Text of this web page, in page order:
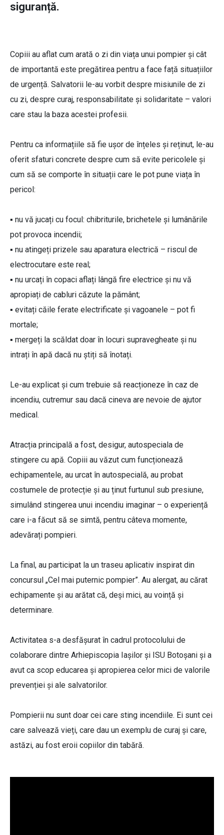
siguranță.
Copiii au aflat cum arată o zi din viața unui pompier și cât
de importantă este pregătirea pentru a face față situațiilor
de urgență. Salvatorii le-au vorbit despre misiunile de zi
cu zi, despre curaj, responsabilitate și solidaritate – valori
care stau la baza acestei profesii.
Pentru ca informațiile să fie ușor de înțeles și reținut, le-au
oferit sfaturi concrete despre cum să evite pericolele și
cum să se comporte în situații care le pot pune viața în
pericol:
▪️ nu vă jucați cu focul: chibriturile, brichetele și lumânările
pot provoca incendii;
▪️ nu atingeți prizele sau aparatura electrică – riscul de
electrocutare este real;
▪️ nu urcați în copaci aflați lângă fire electrice și nu vă
apropiați de cabluri căzute la pământ;
▪️ evitați căile ferate electrificate și vagoanele – pot fi
mortale;
▪️ mergeți la scăldat doar în locuri supravegheate și nu
intrați în apă dacă nu știți să înotați.
Le-au explicat și cum trebuie să reacționeze în caz de
incendiu, cutremur sau dacă cineva are nevoie de ajutor
medical.
Atracția principală a fost, desigur, autospeciala de
stingere cu apă. Copiii au văzut cum funcționează
echipamentele, au urcat în autospecială, au probat
costumele de protecție și au ținut furtunul sub presiune,
simulând stingerea unui incendiu imaginar – o experiență
care i-a făcut să se simtă, pentru câteva momente,
adevărați pompieri.
La final, au participat la un traseu aplicativ inspirat din
concursul „Cel mai puternic pompier”. Au alergat, au cărat
echipamente și au arătat că, deși mici, au voință și
determinare.
Activitatea s-a desfășurat în cadrul protocolului de
colaborare dintre Arhiepiscopia Iașilor și ISU Botoșani și a
avut ca scop educarea și apropierea celor mici de valorile
prevenției și ale salvatorilor.
Pompierii nu sunt doar cei care sting incendiile. Ei sunt cei
care salvează vieți, care dau un exemplu de curaj și care,
astăzi, au fost eroii copiilor din tabără.